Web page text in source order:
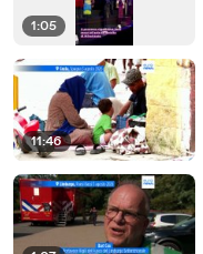
1:05
11:46